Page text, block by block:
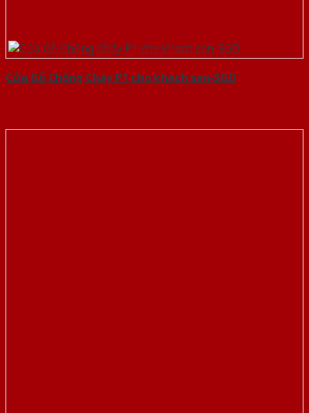
Cửa Gỗ Chống Cháy P1 cho khach san-SGD